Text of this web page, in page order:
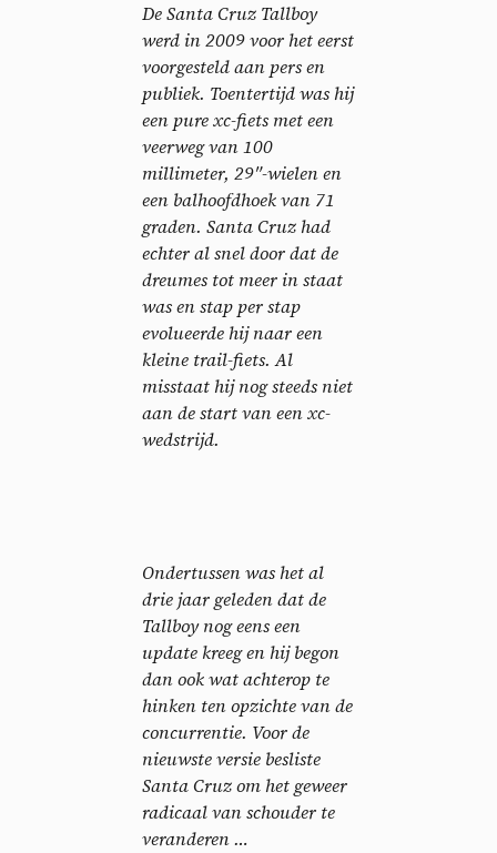
De Santa Cruz Tallboy
werd in 2009 voor het eerst
voorgesteld aan pers en
publiek. Toentertijd was hij
een pure xc-fiets met een
veerweg van 100
millimeter, 29″-wielen en
een balhoofdhoek van 71
graden. Santa Cruz had
echter al snel door dat de
dreumes tot meer in staat
was en stap per stap
evolueerde hij naar een
kleine trail-fiets. Al
misstaat hij nog steeds niet
aan de start van een xc-
wedstrijd.
Ondertussen was het al
drie jaar geleden dat de
Tallboy nog eens een
update kreeg en hij begon
dan ook wat achterop te
hinken ten opzichte van de
concurrentie. Voor de
nieuwste versie besliste
Santa Cruz om het geweer
radicaal van schouder te
veranderen …